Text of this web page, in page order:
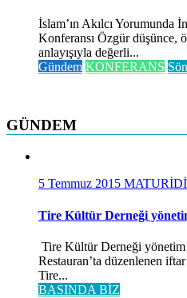
İslam’ın Akılcı Yorumunda
Konferansı Özgür düşünce,
anlayışıyla değerli...
Gündem KONFERANS
GÜNDEM
5 Temmuz 2015
Tire Kültür Derneği
Tire Kültür Derneği
Restauran’ta düzenlenen
Tire...
BASINDA BİZ